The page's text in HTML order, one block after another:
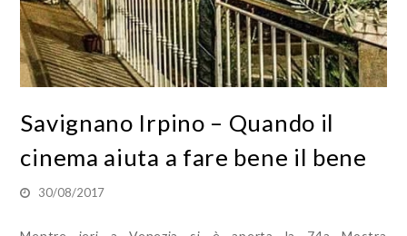
Savignano Irpino – Quando il
cinema aiuta a fare bene il bene
30/08/2017